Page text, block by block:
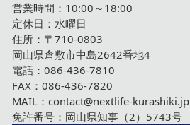
営業時間：10:00～18:00
定休日：水曜日
住所：〒710-0803
岡山県倉敷市中島2642番地4
電話： 086-436-7810
FAX：086-436-7820
MAIL： contact@nextlife-kurashiki.jp
免許番号：岡山県知事（2）5743号